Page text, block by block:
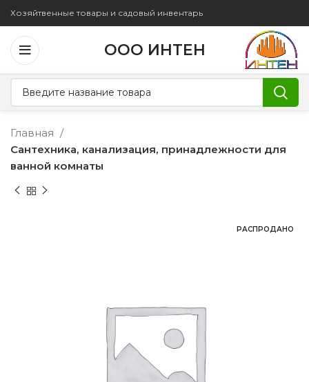
Хозяйтвенные товары и садовый инвентарь
ООО ИНТЕН
Главная
Сантехника, канализация, принадлежности для
ванной комнаты
РАСПРОДАНО